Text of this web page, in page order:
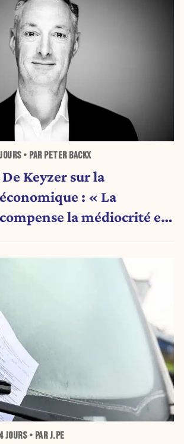
• PAR PETER BACKX
Keyzer sur la
: « La
la médiocrité et
4 JOURS• PAR J.PE